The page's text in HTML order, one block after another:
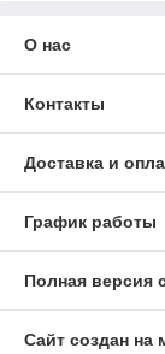
О нас
Контакты
Доставка и
График работы
Полная версия
Сайт создан на